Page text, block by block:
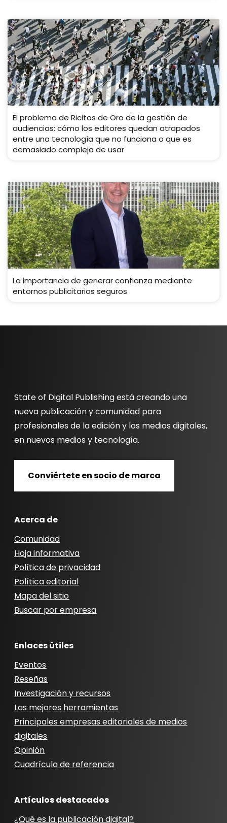
El problema de Ricitos de Oro de la gestión de
audiencias: cómo los editores quedan atrapados
entre una tecnología que no funciona o que es
demasiado compleja de usar
La importancia de generar confianza mediante
entornos publicitarios seguros
State of Digital Publishing está creando una
nueva publicación y comunidad para
profesionales de la edición y los medios digitales,
en nuevos medios y tecnología.
Conviértete en socio de marca
Acerca de
Comunidad
Hoja informativa
Política de privacidad
Política editorial
Mapa del sitio
Buscar por empresa
Enlaces útiles
Eventos
Reseñas
Investigación y recursos
Las mejores herramientas
Principales empresas editoriales de medios
digitales
Opinión
Cuadrícula de referencia
Artículos destacados
¿Qué es la publicación digital?